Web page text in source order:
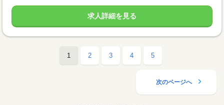
求人詳細を見る
1 2 3 4 5
次のページへ